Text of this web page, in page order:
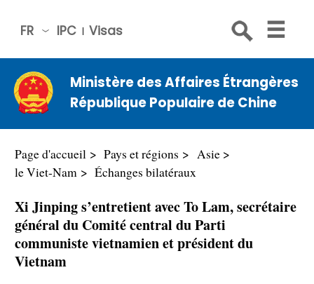
IPC Visas
FR
中文
Engli
sh
Русс
Espa
عربي
Ministère des Affaires Étrangères
République Populaire de Chine
Page d'accueil Pays et régions
Asie
le Viet-Nam
Échanges bilatéraux
Xi Jinping s’entretient avec To Lam, secrétaire
général du Comité central du Parti
communiste vietnamien et président du
Vietnam